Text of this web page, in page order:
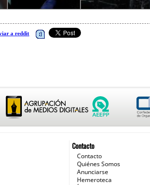
Contacto
Contacto
Quiénes Somos
Anunciarse
Hemeroteca